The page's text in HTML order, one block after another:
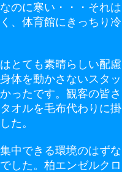
のに寒い・・・それは
、体育館にきっちり冷
とても素晴らしい配慮
体を動かさないスタッ
ったです。観客の皆さ
オルを毛布代わりに掛
た。
中できる環境のはずな
した。柏エンゼルクロ